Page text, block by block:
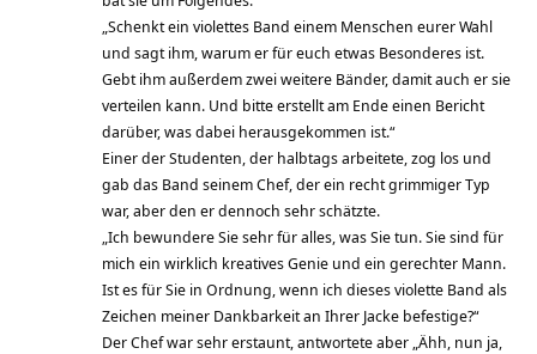
„Schenkt ein violettes Band einem Menschen eurer Wahl
und sagt ihm, warum er für euch etwas Besonderes ist.
Gebt ihm außerdem zwei weitere Bänder, damit auch er sie
verteilen kann. Und bitte erstellt am Ende einen Bericht
darüber, was dabei herausgekommen ist.“
Einer der Studenten, der halbtags arbeitete, zog los und
gab das Band seinem Chef, der ein recht grimmiger Typ
war, aber den er dennoch sehr schätzte.
„Ich bewundere Sie sehr für alles, was Sie tun. Sie sind für
mich ein wirklich kreatives Genie und ein gerechter Mann.
Ist es für Sie in Ordnung, wenn ich dieses violette Band als
Zeichen meiner Dankbarkeit an Ihrer Jacke befestige?“
Der Chef war sehr erstaunt, antwortete aber „Ähh, nun ja,